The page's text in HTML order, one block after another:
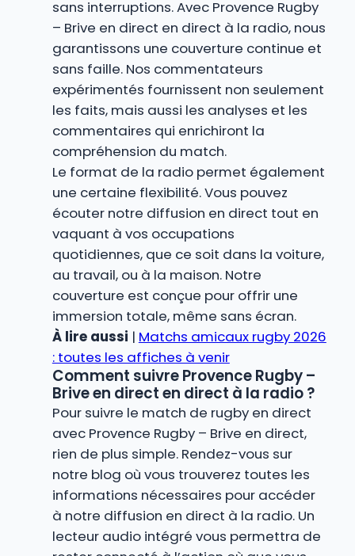
sans interruptions. Avec Provence Rugby
– Brive en direct en direct à la radio, nous
garantissons une couverture continue et
sans faille. Nos commentateurs
expérimentés fournissent non seulement
les faits, mais aussi les analyses et les
commentaires qui enrichiront la
compréhension du match.
Le format de la radio permet également
une certaine flexibilité. Vous pouvez
écouter notre diffusion en direct tout en
vaquant à vos occupations
quotidiennes, que ce soit dans la voiture,
au travail, ou à la maison. Notre
couverture est conçue pour offrir une
immersion totale, même sans écran.
À lire aussi | Matchs amicaux rugby 2026
: toutes les affiches à venir
Comment suivre Provence Rugby –
Brive en direct en direct à la radio ?
Pour suivre le match de rugby en direct
avec Provence Rugby – Brive en direct,
rien de plus simple. Rendez-vous sur
notre blog où vous trouverez toutes les
informations nécessaires pour accéder
à notre diffusion en direct à la radio. Un
lecteur audio intégré vous permettra de